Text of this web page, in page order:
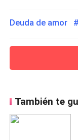
Deuda de amor
También te